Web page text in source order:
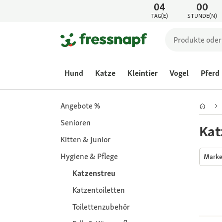
04
TAG(E)
00
STUNDE(N)
Hund Katze Kleintier Vogel Pferd
Angebote %
Senioren
Kitten & Junior
Hygiene & Pflege
Katzenstreu
Katzentoiletten
Toilettenzubehör